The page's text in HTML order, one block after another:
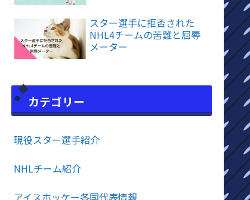
スター選手に拒否された
NHL4チームの苦難と屈辱
メーター
カテゴリー
現役スター選手紹介
NHLチーム紹介
アイスホッケー各国代表情報